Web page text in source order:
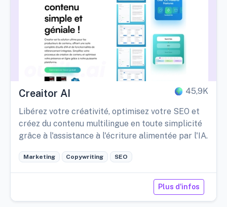
Creaitor AI 45,9K
Libérez votre créativité, optimisez votre SEO et
créez du contenu multilingue en toute simplicité
grâce à l'assistance à l'écriture alimentée par l'IA.
Marketing Copywriting SEO
Plus d'infos